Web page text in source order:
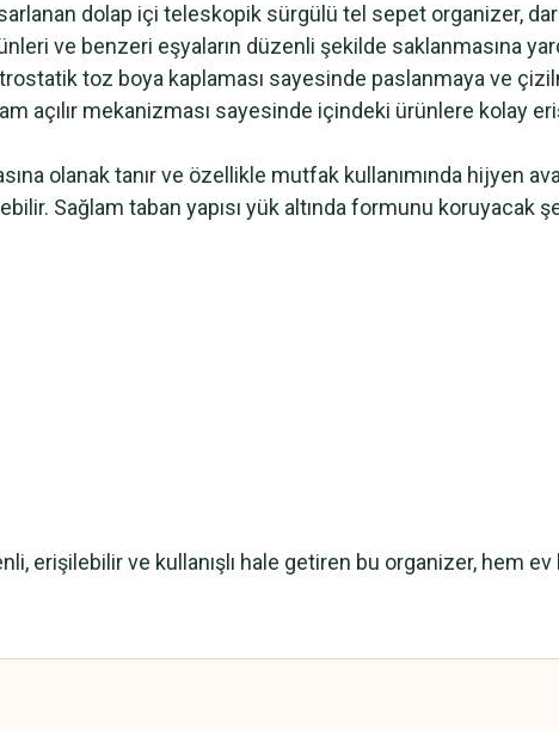
dolap içi teleskopik sürgülü tel sepet organizer, dar
ve benzeri eşyaların düzenli şekilde saklanmasına
toz boya kaplaması sayesinde paslanmaya ve
açılır mekanizması sayesinde içindeki ürünlere kolay
olanak tanır ve özellikle mutfak kullanımında hijyen
Sağlam taban yapısı yük altında formunu koruyacak
erişilebilir ve kullanışlı hale getiren bu organizer, hem